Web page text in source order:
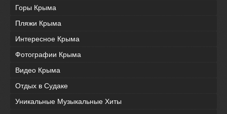
Горы Крыма
Пляжи Крыма
Интересное Крыма
Фотографии Крыма
Видео Крыма
Отдых в Судаке
Уникальные Музыкальные Хиты